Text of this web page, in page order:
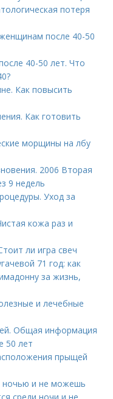
потеря
после 40-50
40-50 лет. Что
Как повысить
Как готовить
морщины на лбу
2006 Вторая
9 недель
Уход за
кожа раз и
ли игра свеч
71 год: как
за жизнь,
и лечебные
Общая информация
50 лет
прыщей
ночью и не можешь